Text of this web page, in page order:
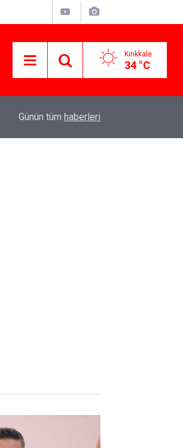
Kırıkkale
34 °C
Yerli Savunma Teknolojileri Dünya
Günün tüm haberleri